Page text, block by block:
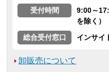
受付時間
9:00～
を除く）
総合受付窓口
インサイ
卸販売について